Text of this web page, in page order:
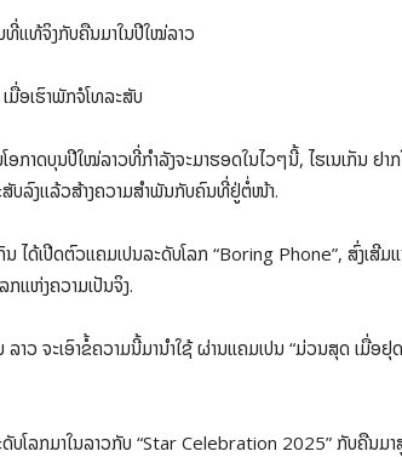
ທີ່ແທ້ຈິງກັບຄືນມາໃນປີໃໝ່ລາວ
ອເຮົາພັກຈໍໂທລະສັບ
ໂອກາດບຸນປີໃໝ່ລາວທີ່ກຳລັງຈະມາຮອດໃນໄວໆນີ້, ໄຮເນເກັນ
ບລົງເເລ້ວສ້າງຄວາມສຳພັນກັບຄົນທີ່ຢູ່ຕໍ່ໜ້າ.
ນ ໄດ້ເປີດຕົວແຄມເປນລະດັບໂລກ “Boring Phone”, ສົ່ງເ
ແຫ່ງຄວາມເປັນຈິງ.
ລາວ ຈະເອົາຂໍ້ຄວາມນີ້ມານຳໃຊ້ ຜ່ານແຄມເປນ “ມ່ວນສຸດ ເມື່
ດັບໂລກມາໃນລາວກັບ “Star Celebration 2025” ກັບຄື